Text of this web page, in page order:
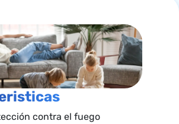
contra el fuego